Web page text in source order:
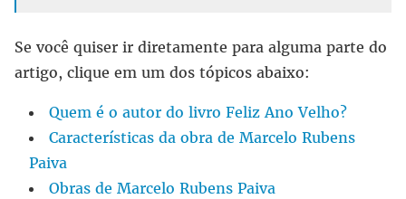
Se você quiser ir diretamente para alguma parte do
artigo, clique em um dos tópicos abaixo:
Quem é o autor do livro Feliz Ano Velho?
Características da obra de Marcelo Rubens
Paiva
Obras de Marcelo Rubens Paiva